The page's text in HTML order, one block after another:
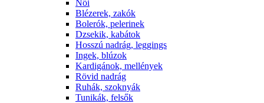
Női
Blézerek, zakók
Bolerók, pelerinek
Dzsekik, kabátok
Hosszú nadrág, leggings
Ingek, blúzok
Kardigánok, mellények
Rövid nadrág
Ruhák, szoknyák
Tunikák, felsők